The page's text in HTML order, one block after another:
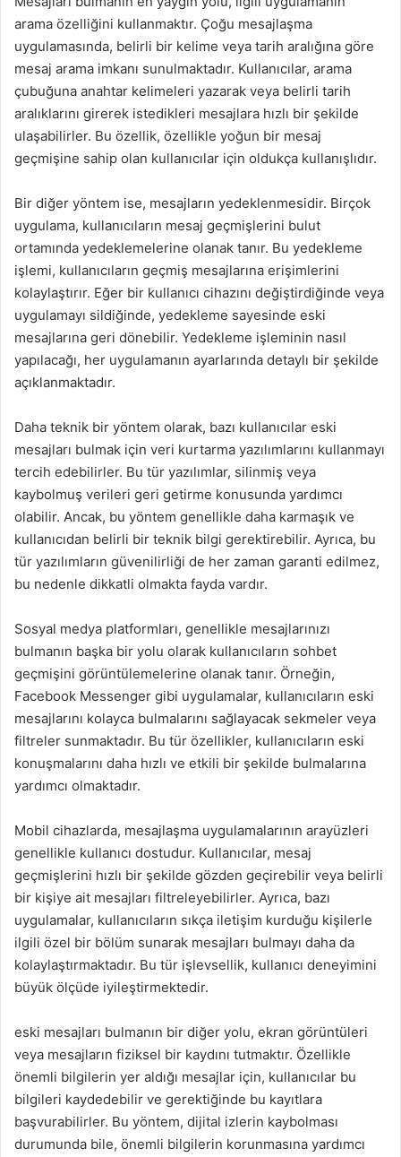
arama özelliğini kullanmaktır. Çoğu mesajlaşma
uygulamasında, belirli bir kelime veya tarih aralığına göre
mesaj arama imkanı sunulmaktadır. Kullanıcılar, arama
çubuğuna anahtar kelimeleri yazarak veya belirli tarih
aralıklarını girerek istedikleri mesajlara hızlı bir şekilde
ulaşabilirler. Bu özellik, özellikle yoğun bir mesaj
geçmişine sahip olan kullanıcılar için oldukça kullanışlıdır.
Bir diğer yöntem ise, mesajların yedeklenmesidir. Birçok
uygulama, kullanıcıların mesaj geçmişlerini bulut
ortamında yedeklemelerine olanak tanır. Bu yedekleme
işlemi, kullanıcıların geçmiş mesajlarına erişimlerini
kolaylaştırır. Eğer bir kullanıcı cihazını değiştirdiğinde veya
uygulamayı sildiğinde, yedekleme sayesinde eski
mesajlarına geri dönebilir. Yedekleme işleminin nasıl
yapılacağı, her uygulamanın ayarlarında detaylı bir şekilde
açıklanmaktadır.
Daha teknik bir yöntem olarak, bazı kullanıcılar eski
mesajları bulmak için veri kurtarma yazılımlarını kullanmayı
tercih edebilirler. Bu tür yazılımlar, silinmiş veya
kaybolmuş verileri geri getirme konusunda yardımcı
olabilir. Ancak, bu yöntem genellikle daha karmaşık ve
kullanıcıdan belirli bir teknik bilgi gerektirebilir. Ayrıca, bu
tür yazılımların güvenilirliği de her zaman garanti edilmez,
bu nedenle dikkatli olmakta fayda vardır.
Sosyal medya platformları, genellikle mesajlarınızı
bulmanın başka bir yolu olarak kullanıcıların sohbet
geçmişini görüntülemelerine olanak tanır. Örneğin,
Facebook Messenger gibi uygulamalar, kullanıcıların eski
mesajlarını kolayca bulmalarını sağlayacak sekmeler veya
filtreler sunmaktadır. Bu tür özellikler, kullanıcıların eski
konuşmalarını daha hızlı ve etkili bir şekilde bulmalarına
yardımcı olmaktadır.
Mobil cihazlarda, mesajlaşma uygulamalarının arayüzleri
genellikle kullanıcı dostudur. Kullanıcılar, mesaj
geçmişlerini hızlı bir şekilde gözden geçirebilir veya belirli
bir kişiye ait mesajları filtreleyebilirler. Ayrıca, bazı
uygulamalar, kullanıcıların sıkça iletişim kurduğu kişilerle
ilgili özel bir bölüm sunarak mesajları bulmayı daha da
kolaylaştırmaktadır. Bu tür işlevsellik, kullanıcı deneyimini
büyük ölçüde iyileştirmektedir.
eski mesajları bulmanın bir diğer yolu, ekran görüntüleri
veya mesajların fiziksel bir kaydını tutmaktır. Özellikle
önemli bilgilerin yer aldığı mesajlar için, kullanıcılar bu
bilgileri kaydedebilir ve gerektiğinde bu kayıtlara
başvurabilirler. Bu yöntem, dijital izlerin kaybolması
durumunda bile, önemli bilgilerin korunmasına yardımcı